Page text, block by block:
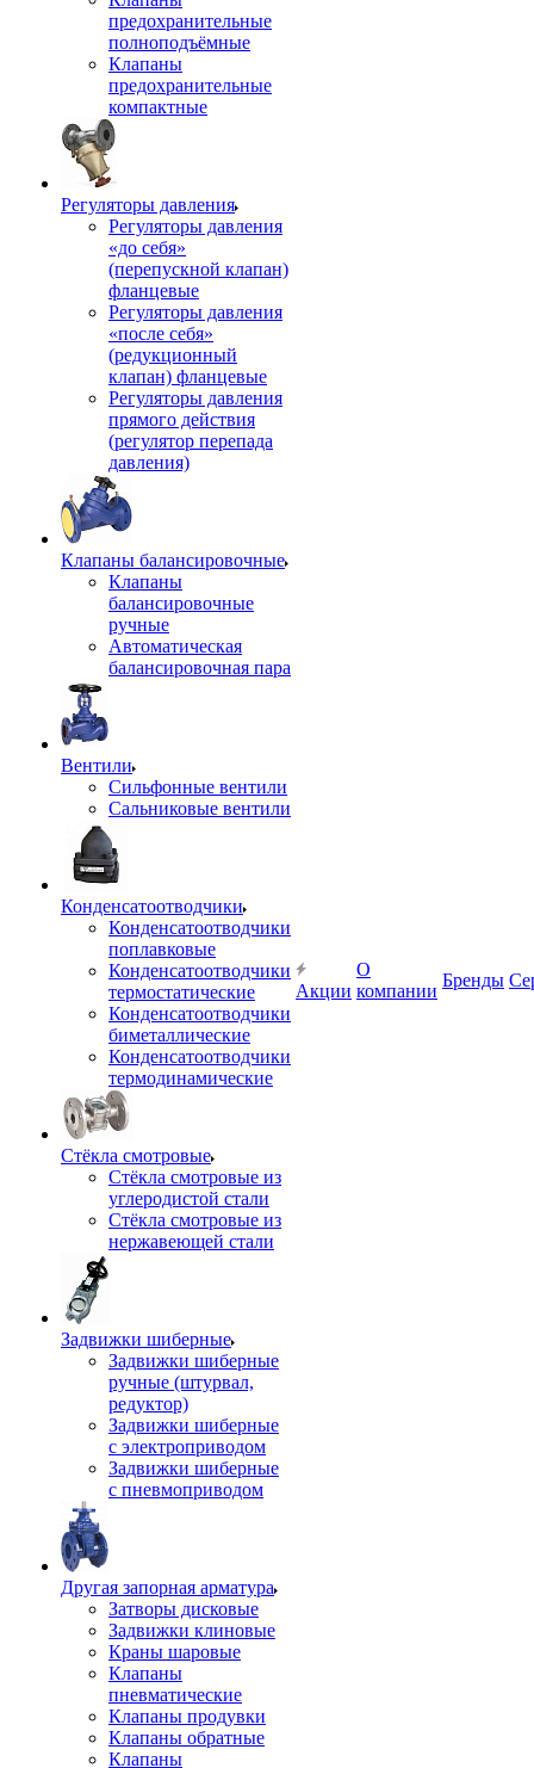
предохранительные
полноподъёмные
Клапаны
предохранительные
компактные
Регуляторы давления
Регуляторы давления
«до себя»
(перепускной клапан)
фланцевые
Регуляторы давления
«после себя»
(редукционный
клапан) фланцевые
Регуляторы давления
прямого действия
(регулятор перепада
давления)
Клапаны балансировочные
Клапаны
балансировочные
ручные
Автоматическая
балансировочная пара
Вентили
Сильфонные вентили
Сальниковые вентили
Конденсатоотводчики
Конденсатоотводчики
поплавковые
Конденсатоотводчики
термостатические
Конденсатоотводчики
биметаллические
Конденсатоотводчики
термодинамические
Стёкла смотровые
Стёкла смотровые из
углеродистой стали
Стёкла смотровые из
нержавеющей стали
Задвижки шиберные
Задвижки шиберные
ручные (штурвал,
редуктор)
Задвижки шиберные
с электроприводом
Задвижки шиберные
с пневмоприводом
Другая запорная арматура
Затворы дисковые
Задвижки клиновые
Краны шаровые
Клапаны
пневматические
Клапаны продувки
Клапаны обратные
Клапаны
Акции
О
компании
Бренды